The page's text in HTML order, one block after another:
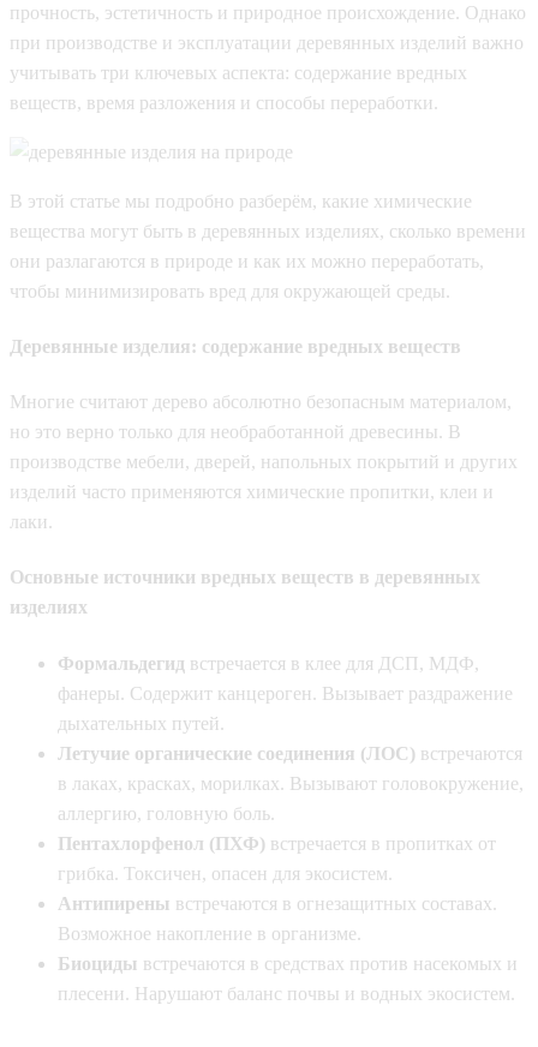
прочность, эстетичность и природное происхождение. Однако
при производстве и эксплуатации деревянных изделий важно
учитывать три ключевых аспекта: содержание вредных
веществ, время разложения и способы переработки.
В этой статье мы подробно разберём, какие химические
вещества могут быть в деревянных изделиях, сколько времени
они разлагаются в природе и как их можно переработать,
чтобы минимизировать вред для окружающей среды.
Деревянные изделия: содержание вредных веществ
Многие считают дерево абсолютно безопасным материалом,
но это верно только для необработанной древесины. В
производстве мебели, дверей, напольных покрытий и других
изделий часто применяются химические пропитки, клеи и
лаки.
Основные источники вредных веществ в деревянных
изделиях
Формальдегид встречается в клее для ДСП, МДФ,
фанеры. Содержит канцероген. Вызывает раздражение
дыхательных путей.
Летучие органические соединения (ЛОС) встречаются
в лаках, красках, морилках. Вызывают головокружение,
аллергию, головную боль.
Пентахлорфенол (ПХФ) встречается в пропитках от
грибка. Токсичен, опасен для экосистем.
Антипирены встречаются в огнезащитных составах.
Возможное накопление в организме.
Биоциды встречаются в средствах против насекомых и
плесени. Нарушают баланс почвы и водных экосистем.